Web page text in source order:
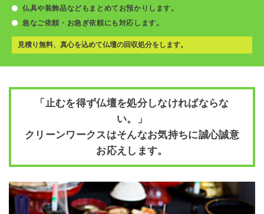
仏具や装飾品などもまとめてお預かりします。
急なご依頼・お急ぎ依頼にも対応します。
見積り無料、真心を込めて仏壇の回収処分をします。
「止むを得ず仏壇を処分しなければならな
い。」
クリーンワークスはそんなお気持ちに誠心誠意
お応えします。